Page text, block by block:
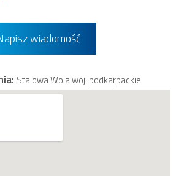
wiadomość
Stalowa Wola woj. podkarpackie